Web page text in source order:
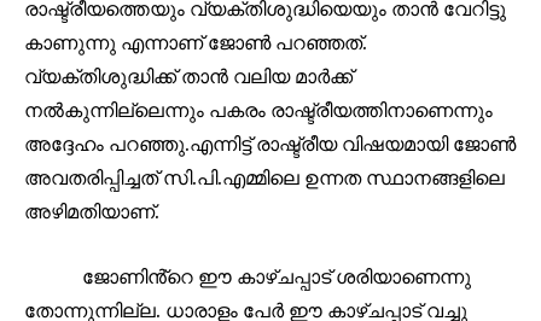
Join our community of
SUBSCRIBERS and be part of the
conversation.
To subscribe, simply enter your email address on our website
your privacy and won't spam your inbox. Your information is
safe with us.
രാഷ്ട്രീയത്തെയും വ്യക്തിശുദ്ധിയെയും താൻ വേറിട്ടു
കാണുന്നു എന്നാണ് ജോൺ പറഞ്ഞത്.
വ്യക്തിശുദ്ധിക്ക് താൻ വലിയ മാർക്ക്
നൽകുന്നില്ലെന്നും പകരം രാഷ്ട്രീയത്തിനാണെന്നും
അദ്ദേഹം പറഞ്ഞു.എന്നിട്ട് രാഷ്ട്രീയ വിഷയമായി ജോൺ
അവതരിപ്പിച്ചത് സി.പി.എമ്മിലെ ഉന്നത സ്ഥാനങ്ങളിലെ
അഴിമതിയാണ്.
ജോണിൻ്റെ ഈ കാഴ്ചപ്പാട് ശരിയാണെന്നു
തോന്നുന്നില്ല. ധാരാളം പേർ ഈ കാഴ്ചപ്പാട് വച്ചു